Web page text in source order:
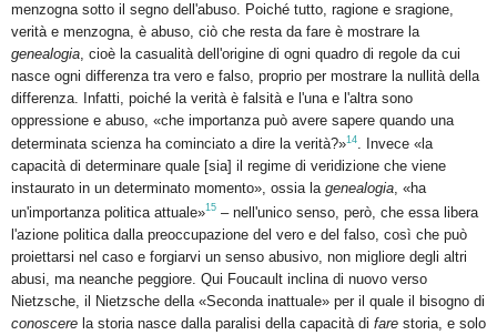
menzogna sotto il segno dell'abuso. Poiché tutto, ragione e sragione,
verità e menzogna, è abuso, ciò che resta da fare è mostrare la
genealogia, cioè la casualità dell'origine di ogni quadro di regole da cui
nasce ogni differenza tra vero e falso, proprio per mostrare la nullità della
differenza. Infatti, poiché la verità è falsità e l'una e l'altra sono
oppressione e abuso, «che importanza può avere sapere quando una
determinata scienza ha cominciato a dire la verità?»14. Invece «la
capacità di determinare quale [sia] il regime di veridizione che viene
instaurato in un determinato momento», ossia la genealogia, «ha
un'importanza politica attuale»15 – nell'unico senso, però, che essa libera
l'azione politica dalla preoccupazione del vero e del falso, così che può
proiettarsi nel caso e forgiarvi un senso abusivo, non migliore degli altri
abusi, ma neanche peggiore. Qui Foucault inclina di nuovo verso
Nietzsche, il Nietzsche della «Seconda inattuale» per il quale il bisogno di
conoscere la storia nasce dalla paralisi della capacità di fare storia, e solo